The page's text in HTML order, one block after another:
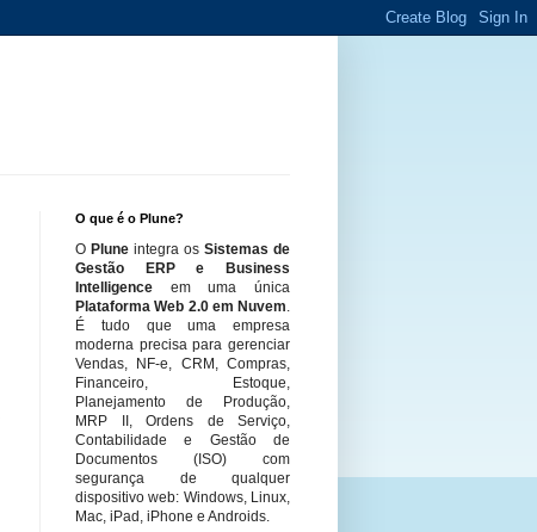
O que é o Plune?
O Plune integra os Sistemas de
Gestão ERP e Business
Intelligence em uma única
Plataforma Web 2.0 em Nuvem.
É tudo que uma empresa
moderna precisa para gerenciar
Vendas, NF-e, CRM, Compras,
Financeiro, Estoque,
Planejamento de Produção,
MRP II, Ordens de Serviço,
Contabilidade e Gestão de
Documentos (ISO) com
segurança de qualquer
dispositivo web: Windows, Linux,
Mac, iPad, iPhone e Androids.